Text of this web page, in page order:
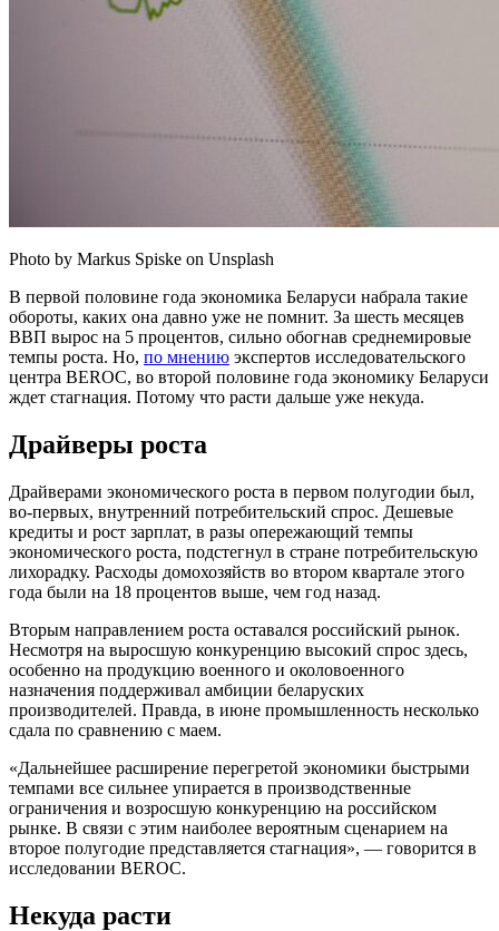
Photo by Markus Spiske on Unsplash
В первой половине года экономика Беларуси набрала такие
обороты, каких она давно уже не помнит. За шесть месяцев
ВВП вырос на 5 процентов, сильно обогнав среднемировые
темпы роста. Но, по мнению экспертов исследовательского
центра BEROC, во второй половине года экономику Беларуси
ждет стагнация. Потому что расти дальше уже некуда.
Драйверы роста
Драйверами экономического роста в первом полугодии был,
во-первых, внутренний потребительский спрос. Дешевые
кредиты и рост зарплат, в разы опережающий темпы
экономического роста, подстегнул в стране потребительскую
лихорадку. Расходы домохозяйств во втором квартале этого
года были на 18 процентов выше, чем год назад.
Вторым направлением роста оставался российский рынок.
Несмотря на выросшую конкуренцию высокий спрос здесь,
особенно на продукцию военного и околовоенного
назначения поддерживал амбиции беларуских
производителей. Правда, в июне промышленность несколько
сдала по сравнению с маем.
«Дальнейшее расширение перегретой экономики быстрыми
темпами все сильнее упирается в производственные
ограничения и возросшую конкуренцию на российском
рынке. В связи с этим наиболее вероятным сценарием на
второе полугодие представляется стагнация», — говорится в
исследовании BEROC.
Некуда расти